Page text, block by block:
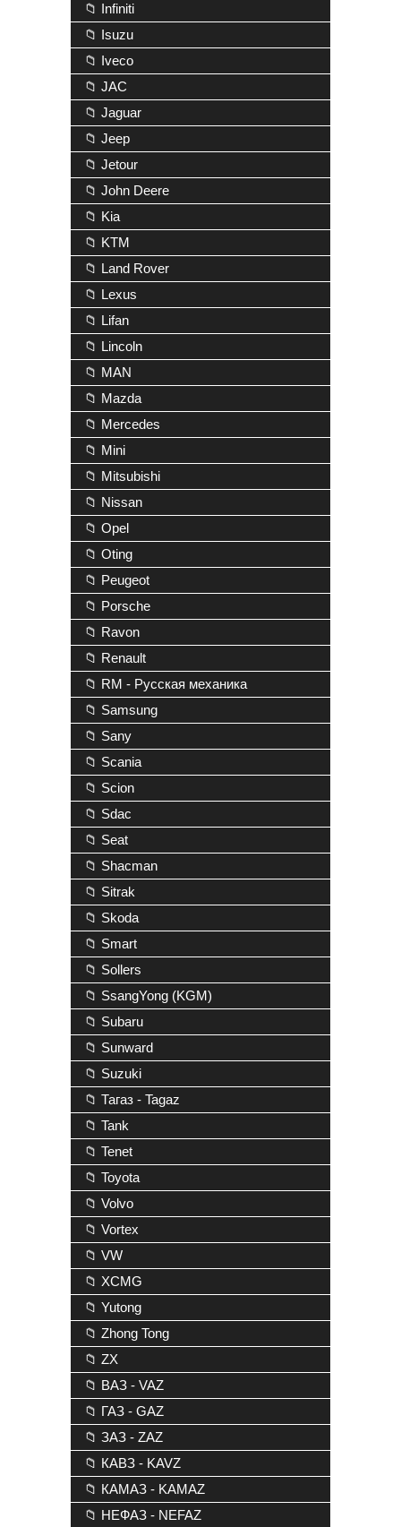
📁 Infiniti
📁 Isuzu
📁 Iveco
📁 JAC
📁 Jaguar
📁 Jeep
📁 Jetour
📁 John Deere
📁 Kia
📁 KTM
📁 Land Rover
📁 Lexus
📁 Lifan
📁 Lincoln
📁 MAN
📁 Mazda
📁 Mercedes
📁 Mini
📁 Mitsubishi
📁 Nissan
📁 Opel
📁 Oting
📁 Peugeot
📁 Porsche
📁 Ravon
📁 Renault
📁 RM - Русская механика
📁 Samsung
📁 Sany
📁 Scania
📁 Scion
📁 Sdac
📁 Seat
📁 Shacman
📁 Sitrak
📁 Skoda
📁 Smart
📁 Sollers
📁 SsangYong (KGM)
📁 Subaru
📁 Sunward
📁 Suzuki
📁 Тагаз - Tagaz
📁 Tank
📁 Tenet
📁 Toyota
📁 Volvo
📁 Vortex
📁 VW
📁 XCMG
📁 Yutong
📁 Zhong Tong
📁 ZX
📁 ВАЗ - VAZ
📁 ГАЗ - GAZ
📁 ЗАЗ - ZAZ
📁 КАВЗ - KAVZ
📁 КАМАЗ - KAMAZ
📁 НЕФАЗ - NEFAZ